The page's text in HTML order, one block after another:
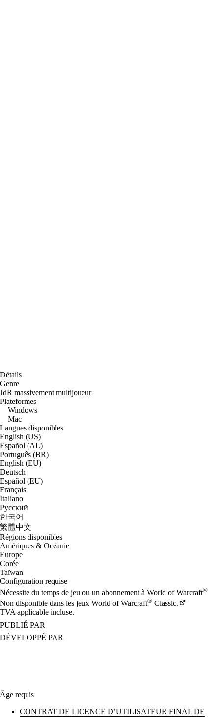
Détails
Genre
JdR massivement multijoueur
Plateformes
Windows
Mac
Langues disponibles
English (US)
Español (AL)
Português (BR)
English (EU)
Deutsch
Español (EU)
Français
Italiano
Русский
한국어
繁體中文
Régions disponibles
Amériques & Océanie
Europe
Corée
Taïwan
Configuration requise
Nécessite du temps de jeu ou un abonnement à World of Warcraft®
Non disponible dans les jeux World of Warcraft® Classic.
TVA applicable incluse.
PUBLIÉ PAR
DÉVELOPPÉ PAR
Âge requis
CONTRAT DE LICENCE D’UTILISATEUR FINAL DE